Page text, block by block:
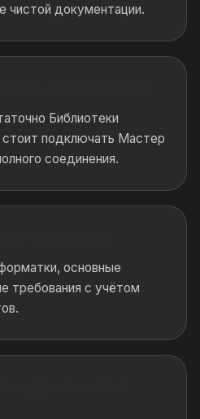
чистой документации.
Библиотеки
стоит подключать Мастер
соединения.
основные
требования с учётом